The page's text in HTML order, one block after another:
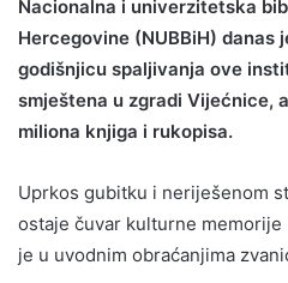
Nacionalna i univerzitetska
Hercegovine (NUBBiH) danas
godišnjicu spaljivanja ove
smještena u zgradi Vijećnice,
miliona knjiga i rukopisa.
Uprkos gubitku i neriješenom
ostaje čuvar kulturne
je u uvodnim obraćanjima